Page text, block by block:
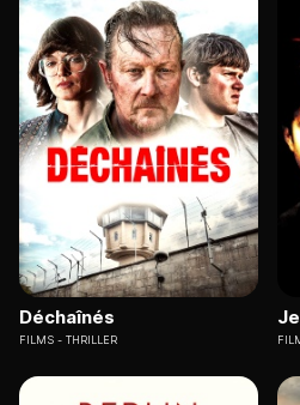
Déchaînés
FILMS THRILLER